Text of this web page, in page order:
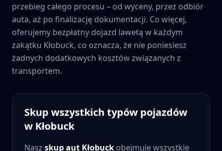
przebieg całego procesu – od wyceny, przez odbiór
auta, aż po finalizację dokumentacji. Co więcej,
oferujemy bezpłatny dojazd lawetą w każdym
zakątku Kłobuck, co oznacza, że nie poniesiesz
żadnych dodatkowych kosztów związanych z
transportem.
Skup wszystkich typów pojazdów
w Kłobuck
Nasz skup aut Kłobuck obejmuje wszystkie